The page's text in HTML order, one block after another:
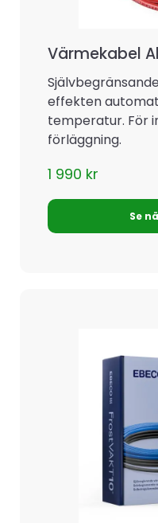
Värmekabel
effekten
temperatur. För
förläggning.
1 990 kr
Se